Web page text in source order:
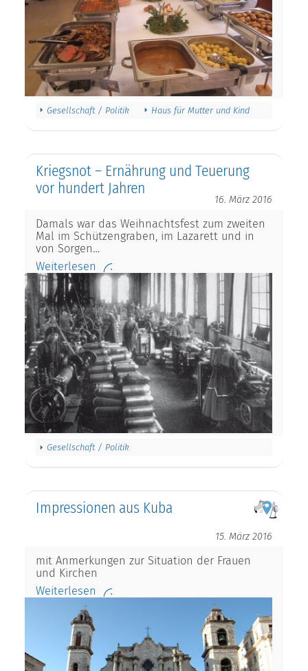
Gesellschaft / Politik Haus für Mutter und Kind
Kriegsnot – Ernährung und Teuerung
vor hundert Jahren
16. März 2016
Damals war das Weihnachtsfest zum zweiten
Mal im Schützengraben, im Lazarett und in
von Sorgen…
Weiterlesen
Gesellschaft / Politik
Impressionen aus Kuba
15. März 2016
mit Anmerkungen zur Situation der Frauen
und Kirchen
Weiterlesen